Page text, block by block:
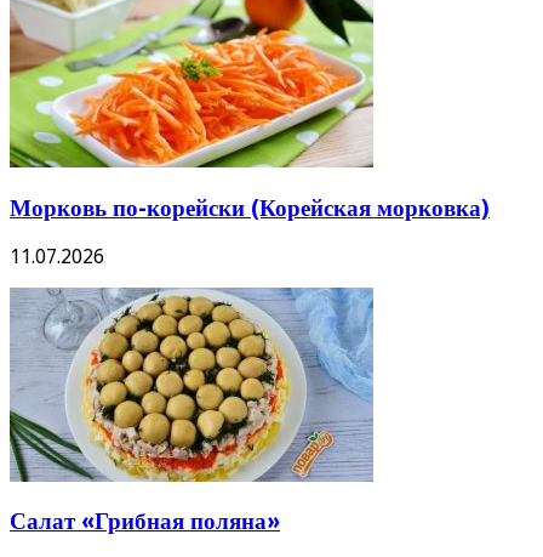
Морковь по-корейски (Корейская морковка)
11.07.2026
Салат «Грибная поляна»